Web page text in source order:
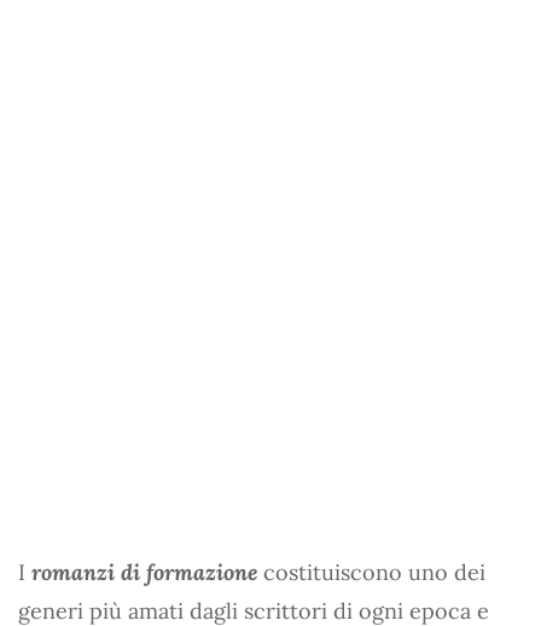
I romanzi di formazione costituiscono uno dei
generi più amati dagli scrittori di ogni epoca e